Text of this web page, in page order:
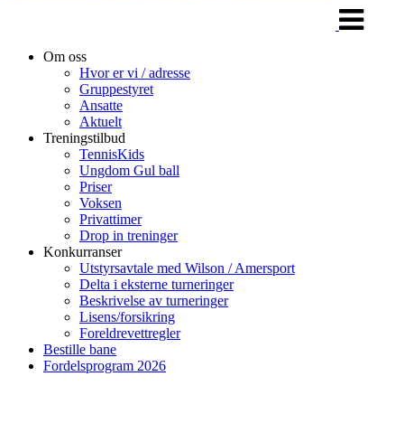
Om oss
Hvor er vi / adresse
Gruppestyret
Ansatte
Aktuelt
Treningstilbud
TennisKids
Ungdom Gul ball
Priser
Voksen
Privattimer
Drop in treninger
Konkurranser
Utstyrsavtale med Wilson / Amersport
Delta i eksterne turneringer
Beskrivelse av turneringer
Lisens/forsikring
Foreldrevettregler
Bestille bane
Fordelsprogram 2026